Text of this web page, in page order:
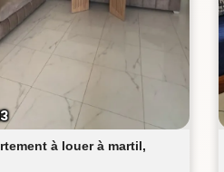
à louer à martil,